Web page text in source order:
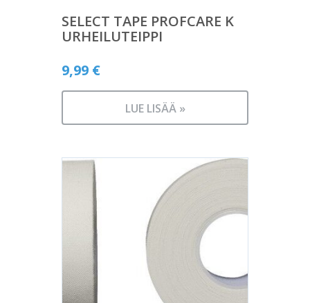
SELECT TAPE PROFCARE K
URHEILUTEIPPI
9,99 €
LUE LISÄÄ »